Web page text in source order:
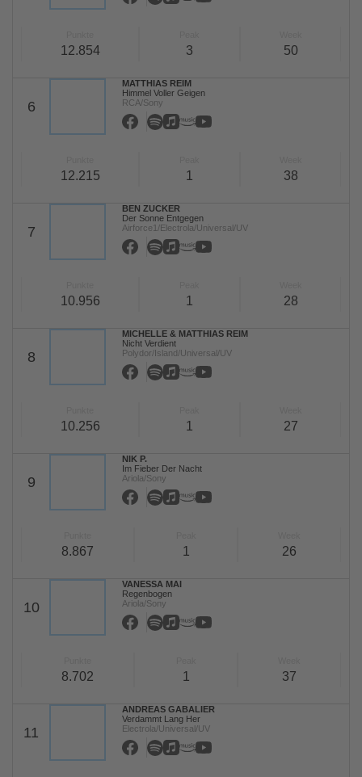
12.854 3 50
6
MATTHIAS REIM
Himmel Voller Geigen
RCA/Sony
12.215 1 38
7
BEN ZUCKER
Der Sonne Entgegen
Airforce1/Electrola/Universal/UV
10.956 1 28
8
MICHELLE & MATTHIAS REIM
Nicht Verdient
Polydor/Island/Universal/UV
10.256 1 27
9
NIK P.
Im Fieber Der Nacht
Ariola/Sony
8.867 1 26
10
VANESSA MAI
Regenbogen
Ariola/Sony
8.702 1 37
11
ANDREAS GABALIER
Verdammt Lang Her
Electrola/Universal/UV